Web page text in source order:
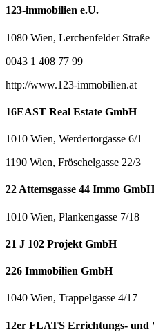
123-immobilien e.U.
1080 Wien, Lerchenfelder Straße
0043 1 408 77 99
http://www.123-immobilien.at
16EAST Real Estate GmbH
1010 Wien, Werdertorgasse 6/1
1190 Wien, Fröschelgasse 22/3
22 Attemsgasse 44 Immo GmbH
1010 Wien, Plankengasse 7/18
21 J 102 Projekt GmbH
226 Immobilien GmbH
1040 Wien, Trappelgasse 4/17
12er FLATS Errichtungs- und